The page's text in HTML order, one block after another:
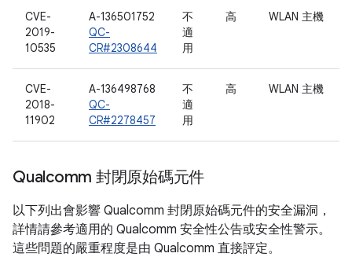
CVE-
2019-
10535
A-136501752
QC-
CR#2308644
不
適
用
高 WLAN 主機
CVE-
2018-
11902
A-136498768
QC-
CR#2278457
不
適
用
高 WLAN 主機
Qualcomm 封閉原始碼元件
以下列出會影響 Qualcomm 封閉原始碼元件的安全漏洞，
詳情請參考適用的 Qualcomm 安全性公告或安全性警示。
這些問題的嚴重程度是由 Qualcomm 直接評定。